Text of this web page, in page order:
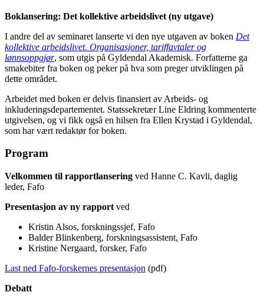
Boklansering: Det kollektive arbeidslivet (ny utgave)
I andre del av seminaret lanserte vi den nye utgaven av boken Det
kollektive arbeidslivet. Organisasjoner, tariffavtaler og
lønnsoppgjør, som utgis på Gyldendal Akademisk. Forfatterne ga
smakebiter fra boken og peker på hva som preger utviklingen på
dette området.
Arbeidet med boken er delvis finansiert av Arbeids- og
inkluderingsdepartementet. Statssekretær Line Eldring kommenterte
utgivelsen, og vi fikk også en hilsen fra Ellen Krystad i Gyldendal,
som har vært redaktør for boken.
Program
Velkommen til rapportlansering ved Hanne C. Kavli, daglig
leder, Fafo
Presentasjon av ny rapport ved
Kristin Alsos, forskningssjef, Fafo
Balder Blinkenberg, forskningsassistent, Fafo
Kristine Nergaard, forsker, Fafo
Last ned Fafo-forskernes presentasjon (pdf)
Debatt